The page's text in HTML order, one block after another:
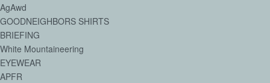
AgAwd
GOODNEIGHBORS SHIRTS
BRIEFING
White Mountaineering
EYEWEAR
APFR